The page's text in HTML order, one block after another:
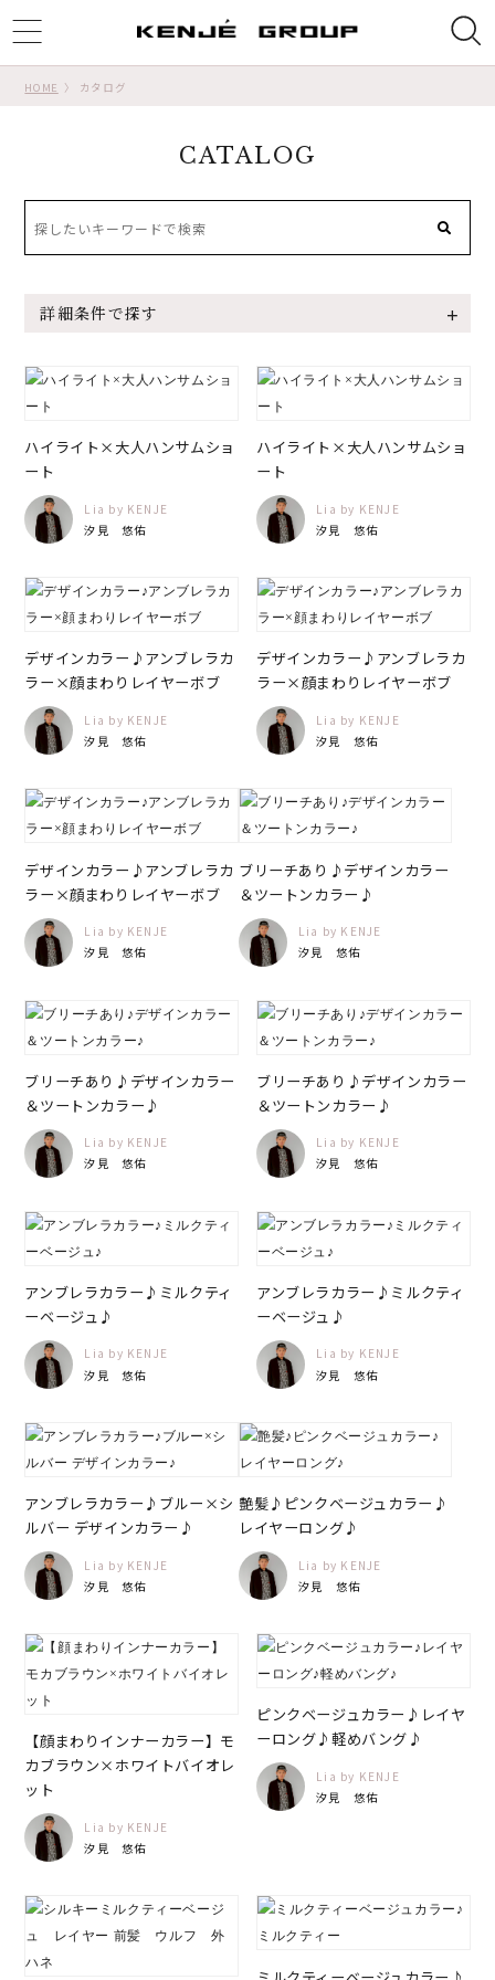
HOME カタログ
CATALOG
詳細条件で探す
ハイライト×大人ハンサムショ
ート
Lia by KENJE
汐見 悠佑
ハイライト×大人ハンサムショ
ート
Lia by KENJE
汐見 悠佑
デザインカラー♪アンブレラカ
ラー×顔まわりレイヤーボブ
Lia by KENJE
汐見 悠佑
デザインカラー♪アンブレラカ
ラー×顔まわりレイヤーボブ
Lia by KENJE
汐見 悠佑
デザインカラー♪アンブレラカ
ラー×顔まわりレイヤーボブ
Lia by KENJE
汐見 悠佑
ブリーチあり♪デザインカラー
＆ツートンカラー♪
Lia by KENJE
汐見 悠佑
ブリーチあり♪デザインカラー
＆ツートンカラー♪
Lia by KENJE
汐見 悠佑
ブリーチあり♪デザインカラー
＆ツートンカラー♪
Lia by KENJE
汐見 悠佑
アンブレラカラー♪ミルクティ
ーベージュ♪
Lia by KENJE
汐見 悠佑
アンブレラカラー♪ミルクティ
ーベージュ♪
Lia by KENJE
汐見 悠佑
アンブレラカラー♪ブルー×シ
ルバー デザインカラー♪
Lia by KENJE
汐見 悠佑
艶髪♪ピンクベージュカラー♪
レイヤーロング♪
Lia by KENJE
汐見 悠佑
【顔まわりインナーカラー】モ
カブラウン×ホワイトバイオレ
ット
Lia by KENJE
汐見 悠佑
ピンクベージュカラー♪レイヤ
ーロング♪軽めバング♪
Lia by KENJE
汐見 悠佑